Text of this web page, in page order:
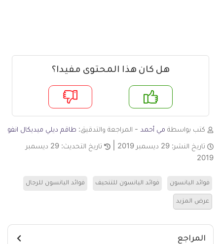
هل كان هذا المحتوى مفيدا؟
لا
كتب بواسطة مي أحمد - المراجعة والتدقيق: طاقم ديلي ميديكال انفو
تاريخ النشر: 29 ديسمبر 2019 تاريخ التحديث:
29 ديسمبر
2019
فوائد اليانسون فوائد اليانسون للتنحيف فوائد اليانسون للرجال
عرض المزيد
المراجع